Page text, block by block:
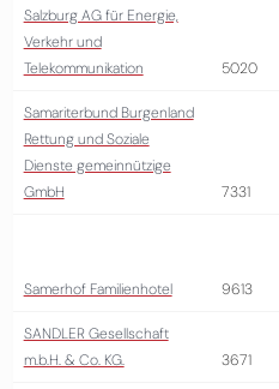
Salzburg AG für Energie,
Verkehr und
Telekommunikation
5020
Samariterbund Burgenland
Rettung und Soziale
Dienste gemeinnützige
GmbH
7331
Samerhof Familienhotel 9613
SANDLER Gesellschaft
m.b.H. & Co. KG.
3671